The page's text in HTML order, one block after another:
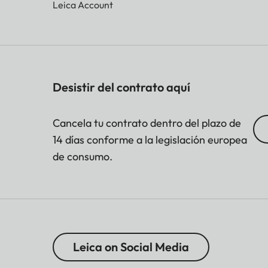
Leica Account
Desistir del contrato aquí
Cancela tu contrato dentro del plazo de
14 días conforme a la legislación europea
de consumo.
Leica on Social Media